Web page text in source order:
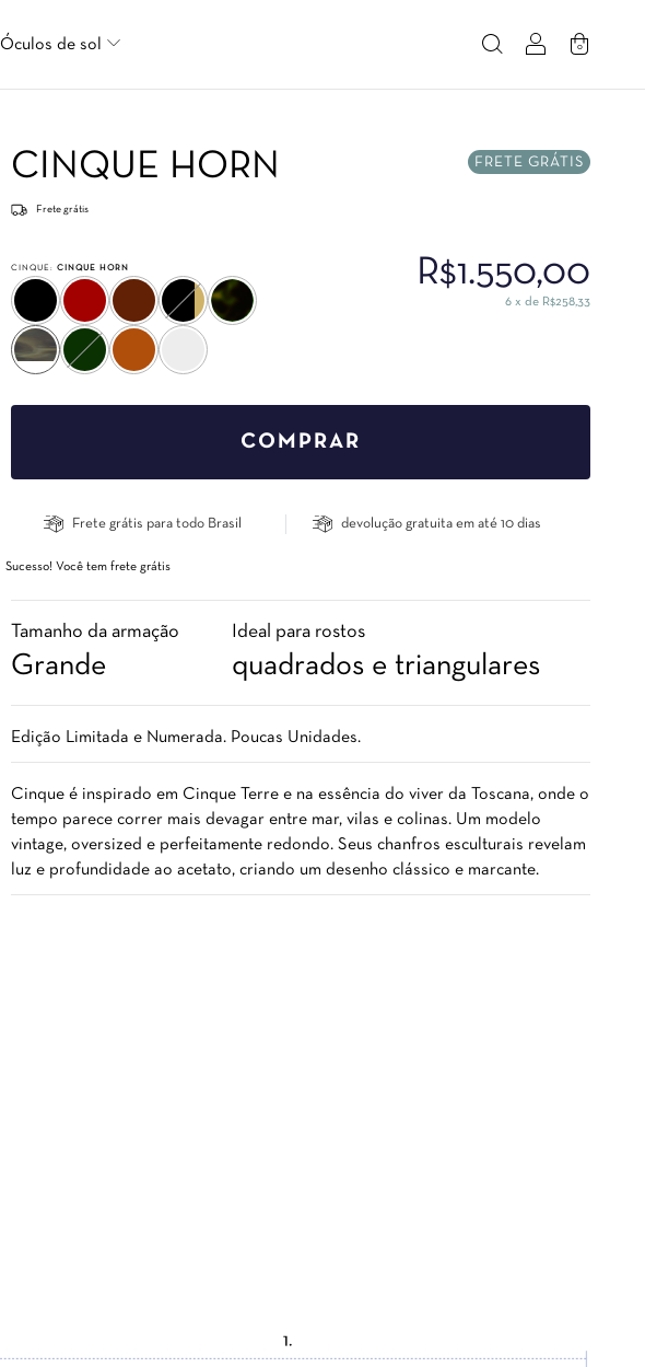
Óculos de sol 0
CINQUE HORN FRETE GRÁTIS
Frete grátis
CINQUE:CINQUE HORN R$1.550,00
6 x de R$258,33
Frete grátis para todo Brasil devolução gratuita em até 10 dias
Sucesso! Você tem frete grátis
Tamanho da armação
Grande
Ideal para rostos
quadrados e triangulares
Edição Limitada e Numerada. Poucas Unidades.
Cinque é inspirado em Cinque Terre e na essência do viver da Toscana, onde o
tempo parece correr mais devagar entre mar, vilas e colinas. Um modelo
vintage, oversized e perfeitamente redondo. Seus chanfros esculturais revelam
luz e profundidade ao acetato, criando um desenho clássico e marcante.